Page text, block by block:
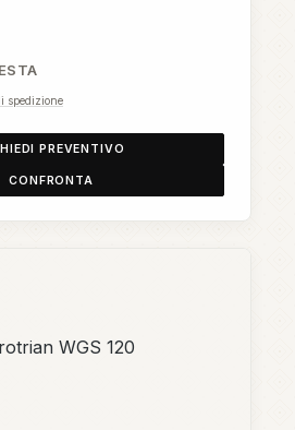
spedizione
PREVENTIVO
CONFRONTA